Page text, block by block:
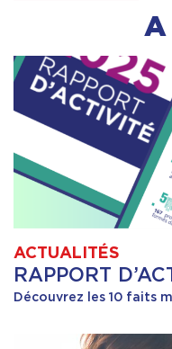
A
ACTUALITÉS
RAPPORT
Découvrez les 10 faits